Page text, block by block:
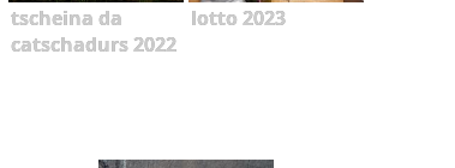
tscheina da
catschadurs 2022
lotto 2023